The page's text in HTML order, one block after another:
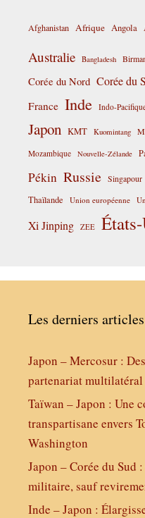
Afghanistan Afrique Angola
Australie Bangladesh
Corée du Nord Corée du
France Inde Indo-
Japon KMT Kuomintang
Mozambique Nouvelle-Zélande
Pékin Russie Singapour
Thaïlande Union européenne
Xi Jinping ZEE
Les derniers articles
Japon – Mercosur :
partenariat multilatéral
Taïwan – Japon : Une
transpartisane envers
Washington
Japon – Corée du Sud
militaire, sauf
Inde – Japon :